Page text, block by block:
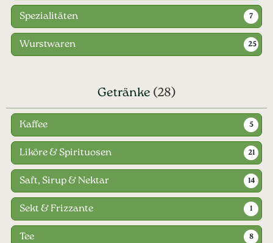
Spezialitäten 7
Wurstwaren 25
Getränke (28)
Kaffee 5
Liköre & Spirituosen 21
Saft, Sirup & Nektar 14
Sekt & Frizzante 1
Tee 8